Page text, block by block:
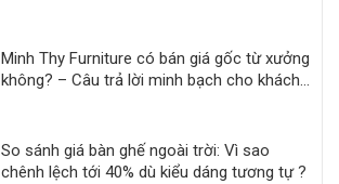
Minh Thy Furniture có bán giá gốc từ xưởng
không? – Câu trả lời minh bạch cho khách
So sánh giá bàn ghế ngoài trời: Vì sao
chênh lệch tới 40% dù kiểu dáng tương tự ?